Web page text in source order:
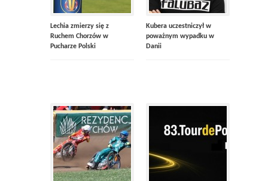
Lechia zmierzy się z
Ruchem Chorzów w
Pucharze Polski
Kubera uczestniczył w
poważnym wypadku w
Danii